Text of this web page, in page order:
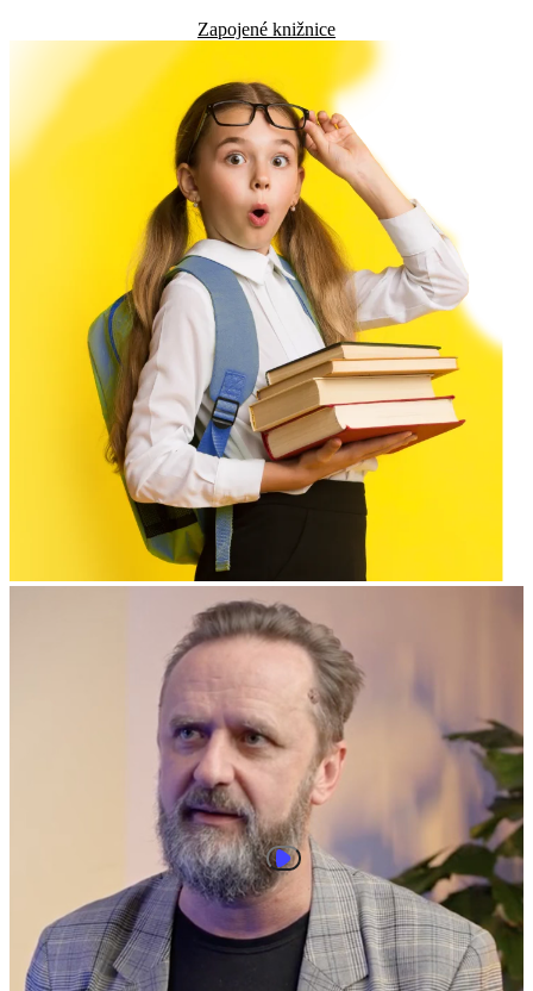
Zapojené knižnice